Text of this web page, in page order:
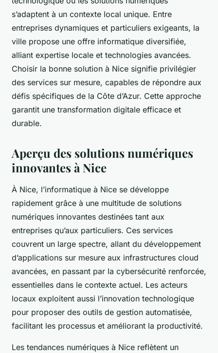
s’adaptent à un contexte local unique. Entre
entreprises dynamiques et particuliers exigeants, la
ville propose une offre informatique diversifiée,
alliant expertise locale et technologies avancées.
Choisir la bonne solution à Nice signifie privilégier
des services sur mesure, capables de répondre aux
défis spécifiques de la Côte d’Azur. Cette approche
garantit une transformation digitale efficace et
durable.
Aperçu des solutions numériques
innovantes à Nice
À Nice, l’informatique à Nice se développe
rapidement grâce à une multitude de solutions
numériques innovantes destinées tant aux
entreprises qu’aux particuliers. Ces services
couvrent un large spectre, allant du développement
d’applications sur mesure aux infrastructures cloud
avancées, en passant par la cybersécurité renforcée,
essentielles dans le contexte actuel. Les acteurs
locaux exploitent aussi l’innovation technologique
pour proposer des outils de gestion automatisée,
facilitant les processus et améliorant la productivité.
Les tendances numériques à Nice reflètent un